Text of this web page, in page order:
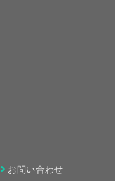
お問い合わせ